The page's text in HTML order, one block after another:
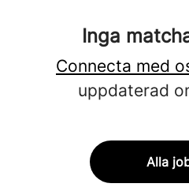
Inga
Connecta med
uppdaterad
Alla